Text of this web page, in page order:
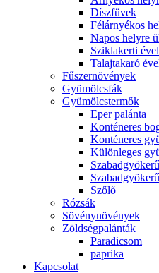
Díszfüvek
Félárnyékos
Napos helyre
Sziklakerti
Talajtakaró
Fűszernövények
Gyümölcsfák
Gyümölcstermők
Eper palánta
Konténeres
Konténeres
Különleges
Szőlő
Rózsák
Sövénynövények
Zöldségpalánták
Paradicsom
paprika
Kapcsolat